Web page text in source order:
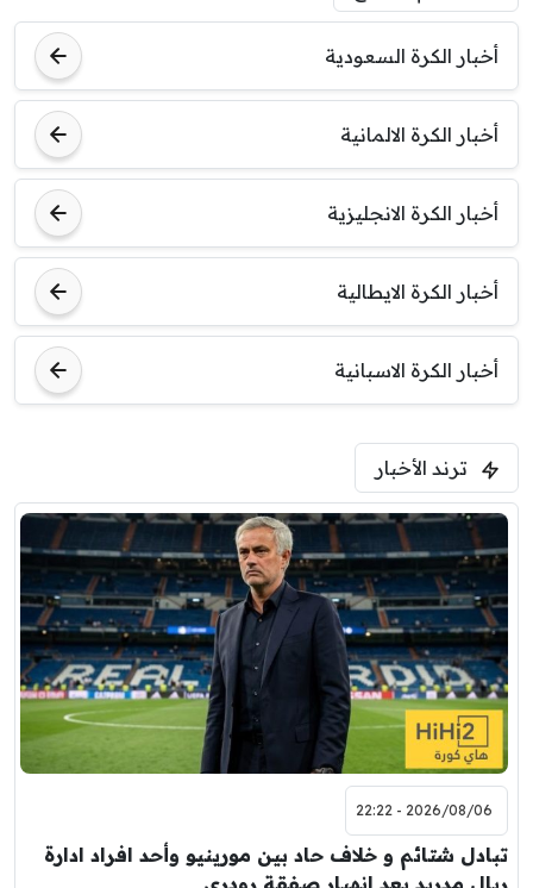
أخبار الكرة السعودية
أخبار الكرة الالمانية
أخبار الكرة الانجليزية
أخبار الكرة الايطالية
أخبار الكرة الاسبانية
ترند الأخبار
2026/08/06 - 22:22
تبادل شتائم و خلاف حاد بين مورينيو وأحد افراد ادارة
ريال مدريد بعد انهيار صفقة رودري